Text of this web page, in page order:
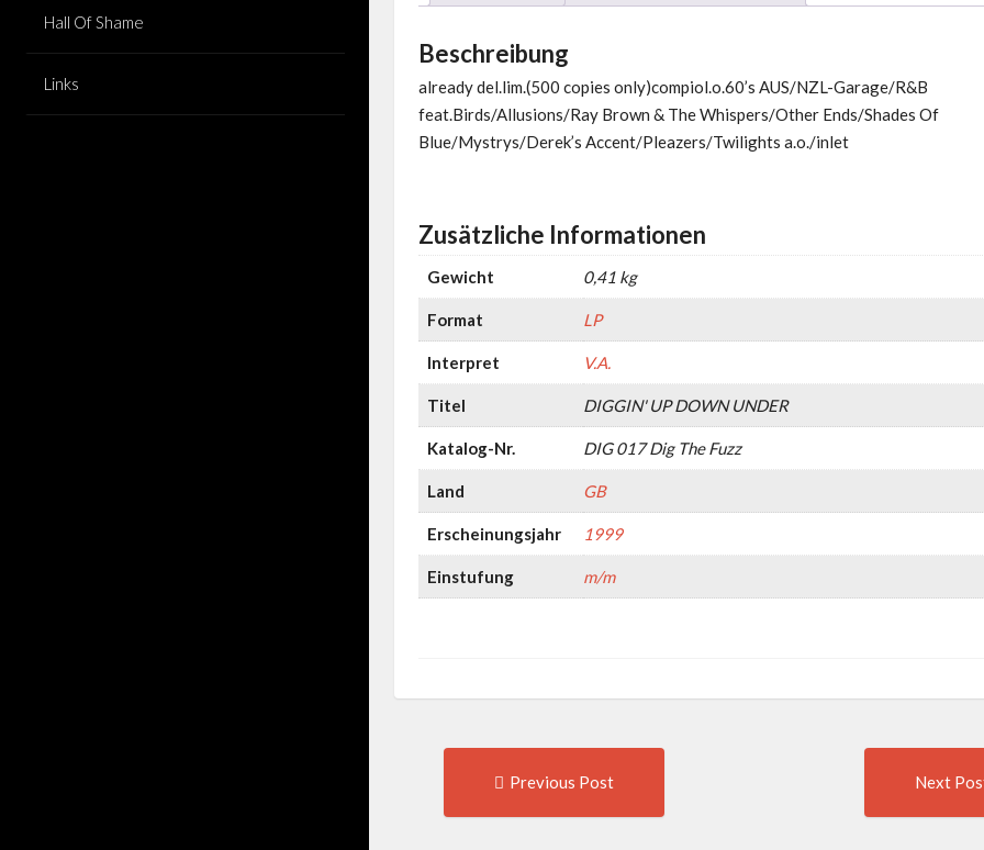
Hall Of Shame
Links
Beschreibung
already del.lim.(500 copies only)compiol.o.60’s AUS/NZL-Garage/R&B
feat.Birds/Allusions/Ray Brown & The Whispers/Other Ends/Shades Of
Blue/Mystrys/Derek’s Accent/Pleazers/Twilights a.o./inlet
Zusätzliche Informationen
Gewicht 0,41 kg
Format LP
Interpret V.A.
Titel DIGGIN' UP DOWN UNDER
Katalog-Nr. DIG 017 Dig The Fuzz
Land GB
Erscheinungsjahr 1999
Einstufung m/m
Post
navigation
Previous Post Next